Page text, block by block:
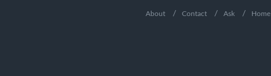
Home
Ask
Contact
About